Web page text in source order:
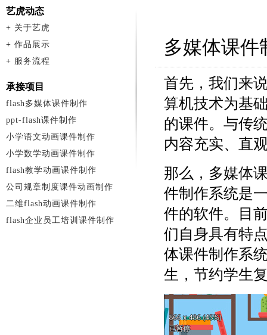
多媒体课件
首先，我们来
算机技术为基
的课件。与传
内容充实、直
那么，多媒体
件制作系统是
件的软件。目
们自身具有特
体课件制作系
生，节约学生
艺虎动态
+ 关于艺虎
+ 作品展示
+ 服务流程
承接项目
flash多媒体课件制作
ppt-flash课件制作
小学语文动画课件制作
小学数学动画课件制作
flash教学动画课件制作
公司规章制度课件动画制作
二维flash动画课件制作
flash企业员工培训课件制作